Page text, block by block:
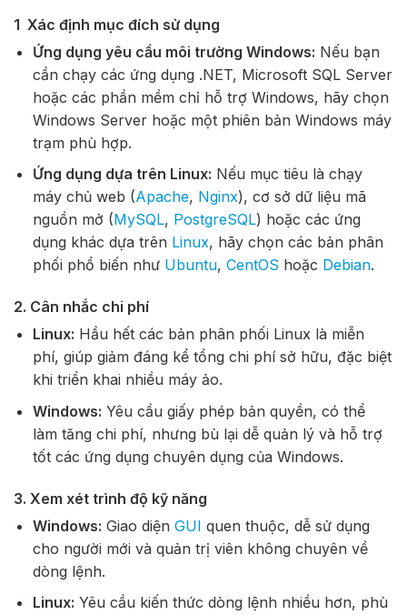
1 Xác định mục đích sử dụng
Ứng dụng yêu cầu môi trường Windows: Nếu bạn
cần chạy các ứng dụng .NET, Microsoft SQL Server
hoặc các phần mềm chỉ hỗ trợ Windows, hãy chọn
Windows Server hoặc một phiên bản Windows máy
trạm phù hợp.
Ứng dụng dựa trên Linux: Nếu mục tiêu là chạy
máy chủ web (Apache, Nginx), cơ sở dữ liệu mã
nguồn mở (MySQL, PostgreSQL) hoặc các ứng
dụng khác dựa trên Linux, hãy chọn các bản phân
phối phổ biến như Ubuntu, CentOS hoặc Debian.
2. Cân nhắc chi phí
Linux: Hầu hết các bản phân phối Linux là miễn
phí, giúp giảm đáng kể tổng chi phí sở hữu, đặc biệt
khi triển khai nhiều máy ảo.
Windows: Yêu cầu giấy phép bản quyền, có thể
làm tăng chi phí, nhưng bù lại dễ quản lý và hỗ trợ
tốt các ứng dụng chuyên dụng của Windows.
3. Xem xét trình độ kỹ năng
Windows: Giao diện GUI quen thuộc, dễ sử dụng
cho người mới và quản trị viên không chuyên về
dòng lệnh.
Linux: Yêu cầu kiến thức dòng lệnh nhiều hơn, phù